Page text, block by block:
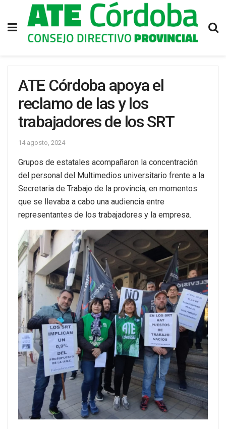
ATE Córdoba apoya el
reclamo de las y los
trabajadores de los SRT
14 agosto, 2024
Grupos de estatales acompañaron la concentración
del personal del Multimedios universitario frente a la
Secretaria de Trabajo de la provincia, en momentos
que se llevaba a cabo una audiencia entre
representantes de los trabajadores y la empresa.